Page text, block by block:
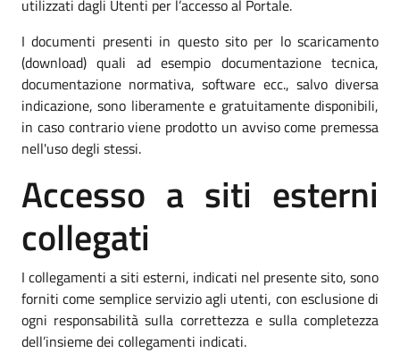
utilizzati dagli Utenti per l’accesso al Portale.
I documenti presenti in questo sito per lo scaricamento
(download) quali ad esempio documentazione tecnica,
documentazione normativa, software ecc., salvo diversa
indicazione, sono liberamente e gratuitamente disponibili,
in caso contrario viene prodotto un avviso come premessa
nell'uso degli stessi.
Accesso a siti esterni
collegati
I collegamenti a siti esterni, indicati nel presente sito, sono
forniti come semplice servizio agli utenti, con esclusione di
ogni responsabilità sulla correttezza e sulla completezza
dell’insieme dei collegamenti indicati.